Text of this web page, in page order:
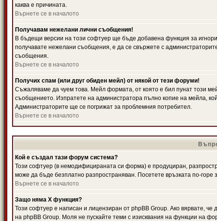
каква е причината.
Върнете се в началото
Получавам нежелани лични съобщения!
В бъдещи версии на този софтуер ще бъде добавена функция за
получавате нежелани съобщения, е да се свържете с
съобщения.
Върнете се в началото
Получих спам (или друг обиден мейл) от някой от тези форуми!
Съжаляваме да чуем това. Мейл формата, от която е бил пунат този
съобщението. Изпратете на администратора пълно копие на мейла,
Администраторите ще се погрижат за проблемния потребител.
Върнете се в началото
Кой е създал тази форум система?
Този софтуер (в немодифицираната си форма) е продуциран,
може да бъде безплатно разпространяван. Посетете връзката по-горе
Върнете се в началото
Защо няма X функция?
Този софтуер е написан и лицензиран от phpBB Group. Ако вярвате,
на phpBB Group. Моля не пускайте теми с изисквания на функции на